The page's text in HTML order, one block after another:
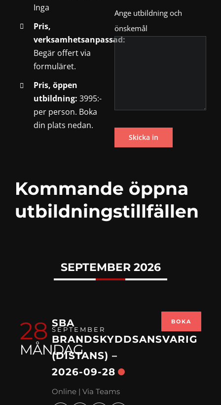
Inga
Pris,
verksamhetsanpassad:
Begär offert via
formuläret.
Pris, öppen
utbildning: 3995:-
per person. Boka
din plats nedan.
Ange utbildning och
önskemål
Kommande öppna
utbildningstillfällen
SEPTEMBER 2026
28 SEPTEMBER
MÅNDAG
SBA
BRANDSKYDDSANSVARIG
(DISTANS) –
2026-09-28
Online | Via Teams
BOKA